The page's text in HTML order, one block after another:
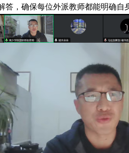
答，确保每位外派教师都能明确自